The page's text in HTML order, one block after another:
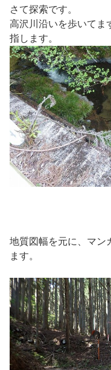
さて探索です。
高沢川沿いを歩いてま
指します。
地質図幅を元に、マン
ます。